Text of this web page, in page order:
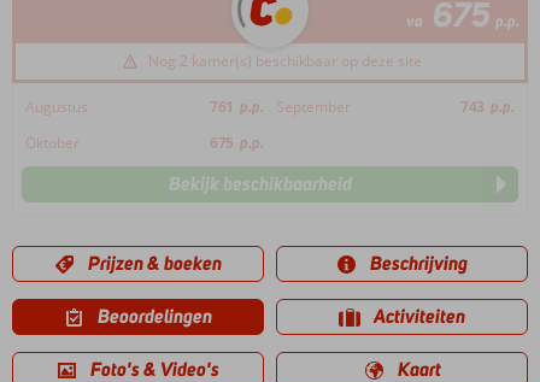
va 675 p.p.
Nog 2 kamer(s) beschikbaar op deze site
Augustus 761 p.p. September 743 p.p.
Oktober
675 p.p.
Bekijk beschikbaarheid
Prijzen & boeken Beschrijving
Beoordelingen Activiteiten
Foto's & Video's Kaart